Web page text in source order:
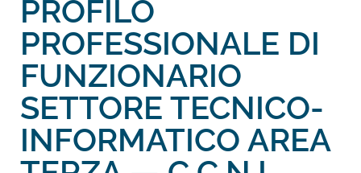
PROFILO
PROFESSIONALE DI
FUNZIONARIO
SETTORE TECNICO-
INFORMATICO AREA